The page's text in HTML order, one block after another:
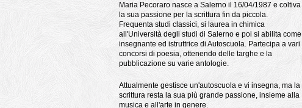
Maria Pecoraro nasce a Salerno il 16/04/1987 e coltiva
la sua passione per la scrittura fin da piccola.
Frequenta studi classici, si laurea in chimica
all'Università degli studi di Salerno e poi si abilita come
insegnante ed istruttrice di Autoscuola. Partecipa a vari
concorsi di poesia, ottenendo delle targhe e la
pubblicazione su varie antologie.
Attualmente gestisce un'autoscuola e vi insegna, ma la
scrittura resta la sua più grande passione, insieme alla
musica e all'arte in genere.